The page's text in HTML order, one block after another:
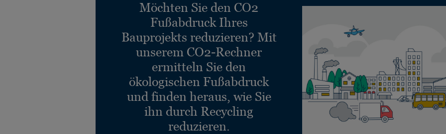
Möchten Sie den CO2
Fußabdruck Ihres
Bauprojekts reduzieren? Mit
unserem CO2-Rechner
ermitteln Sie den
ökologischen Fußabdruck
und finden heraus, wie Sie
ihn durch Recycling
reduzieren.